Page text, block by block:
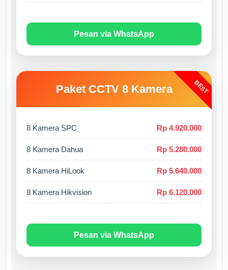
Pesan via WhatsApp
BEST
Paket CCTV 8 Kamera
8 Kamera SPC Rp 4.920.000
8 Kamera Dahua Rp 5.280.000
8 Kamera HiLook Rp 5.640.000
8 Kamera Hikvision Rp 6.120.000
Pesan via WhatsApp